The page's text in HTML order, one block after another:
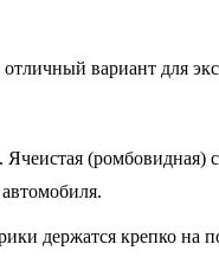
вариант для
(ромбовидная)
держатся крепко на